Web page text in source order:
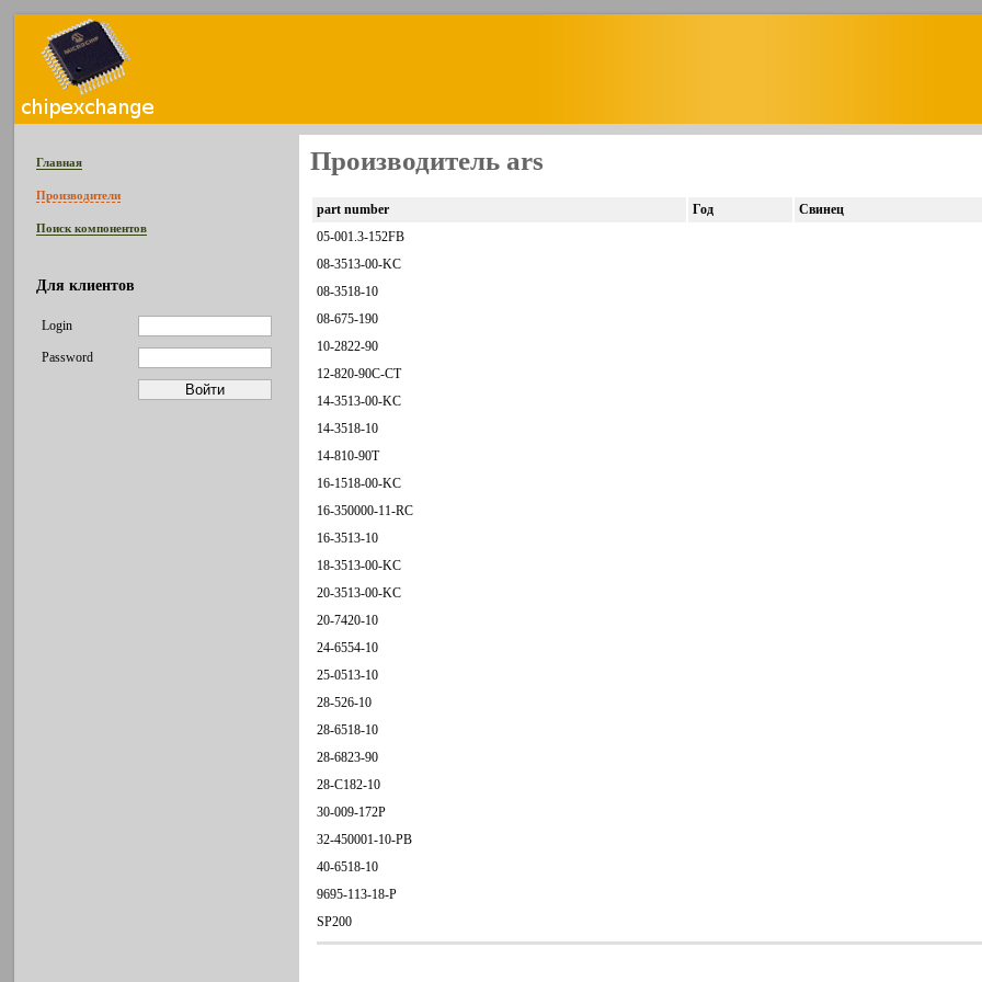
Главная
Производители
Поиск компонентов
Для клиентов
Login
Password
Производитель ars
part number Год Свинец
05-001.3-152FB
08-3513-00-KC
08-3518-10
08-675-190
10-2822-90
12-820-90C-CT
14-3513-00-KC
14-3518-10
14-810-90T
16-1518-00-KC
16-350000-11-RC
16-3513-10
18-3513-00-KC
20-3513-00-KC
20-7420-10
24-6554-10
25-0513-10
28-526-10
28-6518-10
28-6823-90
28-C182-10
30-009-172P
32-450001-10-PB
40-6518-10
9695-113-18-P
SP200